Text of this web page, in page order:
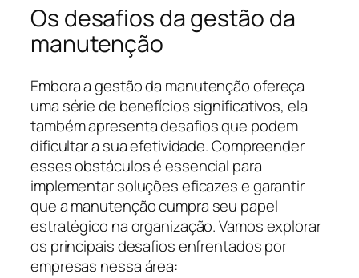
Os desafios da gestão da
manutenção
Embora a gestão da manutenção ofereça
uma série de benefícios significativos, ela
também apresenta desafios que podem
dificultar a sua efetividade. Compreender
esses obstáculos é essencial para
implementar soluções eficazes e garantir
que a manutenção cumpra seu papel
estratégico na organização. Vamos explorar
os principais desafios enfrentados por
empresas nessa área: